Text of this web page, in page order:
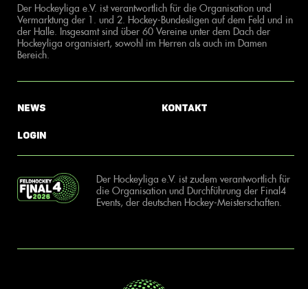
Der Hockeyliga e.V. ist verantwortlich für die Organisation und
Vermarktung der 1. und 2. Hockey-Bundesligen auf dem Feld und in
der Halle. Insgesamt sind über 60 Vereine unter dem Dach der
Hockeyliga organisiert, sowohl im Herren als auch im Damen
Bereich.
News
Login
Kontakt
Der Hockeyliga e.V. ist zudem verantwortlich für
die Organisation und Durchführung der Final4
Events, der deutschen Hockey-Meisterschaften.